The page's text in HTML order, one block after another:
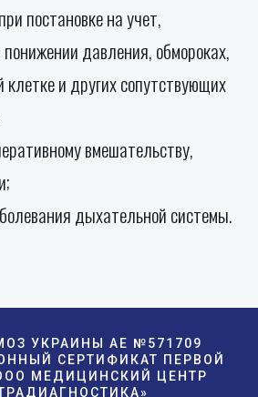
постановке на учет,
давления, обмороках,
клетке и других сопутствующих
вмешательству,
дыхательной системы.
УКРАИНЫ АE №571709
СЕРТИФИКАТ ПЕРВОЙ
МЕДИЦИНСКИЙ ЦЕНТР